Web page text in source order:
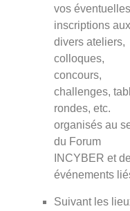
vos éventuelles
inscriptions aux
divers ateliers,
colloques,
concours,
challenges,
rondes, etc.
organisés au
du Forum
INCYBER et
événements
Suivant les